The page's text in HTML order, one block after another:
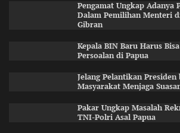
Pengamat Ungkap Adanya
Dalam Pemilihan Menteri
Gibran
Kepala BIN Baru Harus
Persoalan di Papua
Jelang Pelantikan
Masyarakat Menjaga
Pakar Ungkap Masalah
TNI-Polri Asal Papua